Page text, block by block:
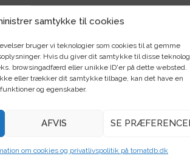
samtykke til cookies
bruger vi teknologier som cookies til at gemme
Hvis du giver dit samtykke til disse
browsingadfærd eller unikke ID'er på dette websted.
eller trækker dit samtykke tilbage, kan det have en
og egenskaber.
AFVIS SE
om cookies og privatlivspolitik på tomatdb.dk
End-Rot:
Nyhedsbrev
jun 10, 2026